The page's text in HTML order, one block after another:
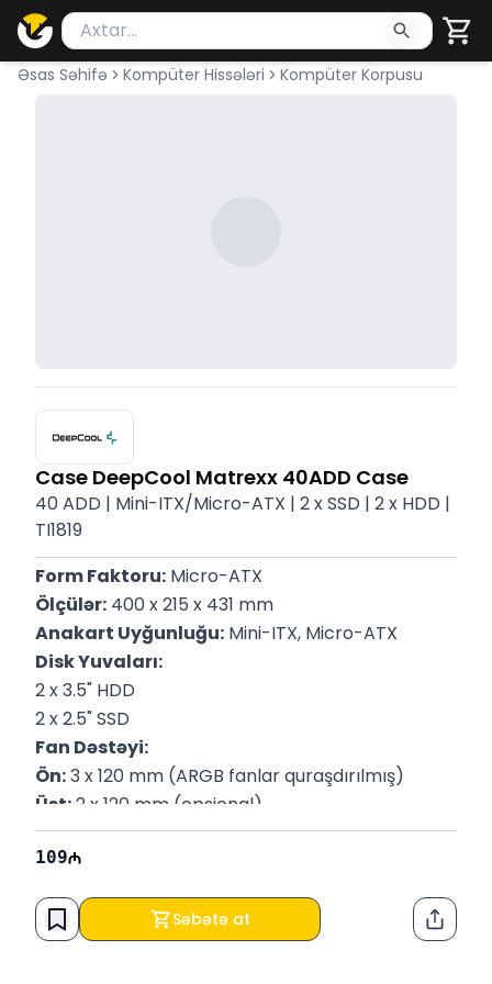
Məhsul axtar
Axtarış üçün ən azı 2 simvol yazın. Göndərmək
Əsas Səhifə Kompüter Hissələri Kompüter Korpusu
Case DeepCool Matrexx 40ADD Case
40 ADD | Mini-ITX/Micro-ATX | 2 x SSD | 2 x HDD |
TI1819
Form Faktoru: Micro-ATX
Ölçülər: 400 x 215 x 431 mm
Anakart Uyğunluğu: Mini-ITX, Micro-ATX
Disk Yuvaları:
2 x 3.5" HDD
2 x 2.5" SSD
Fan Dəstəyi:
Ön: 3 x 120 mm (ARGB fanlar quraşdırılmış)
Üst: 2 x 120 mm (opsional)
Arxa: 1 x 120 mm (quraşdırılmış)
Radiator Dəstəyi:
Maksimum CPU Soyuducu Hündürlüyü:
165 mm
Ön Panel Portları: 1 x USB 3.0, 1 x USB 2.0, Audio
109
Səbətə at